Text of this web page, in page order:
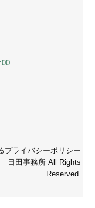
プライバシーポリシー
日田事務所 All Rights
Reserved.